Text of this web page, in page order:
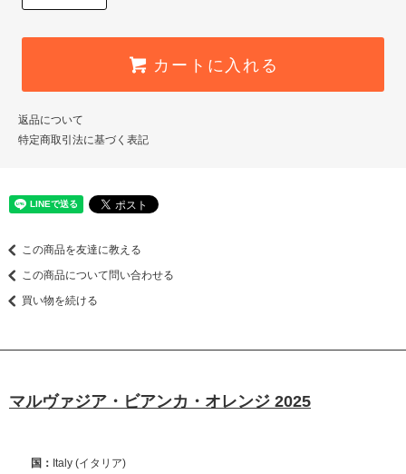
カートに入れる
返品について
特定商取引法に基づく表記
この商品を友達に教える
この商品について問い合わせる
買い物を続ける
マルヴァジア・ビアンカ・オレンジ 2025
国： Italy (イタリア)